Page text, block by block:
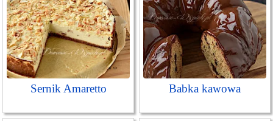
Sernik Amaretto Babka kawowa